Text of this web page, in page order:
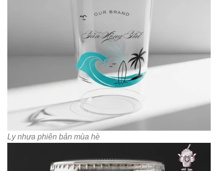
Ly nhựa phiên bản mùa hè